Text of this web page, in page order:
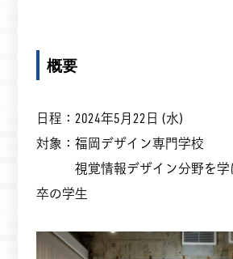
概要
日程：2024年5月22日 (水)
対象：福岡デザイン専門学校
視覚情報デザイン分野を学
卒の学生